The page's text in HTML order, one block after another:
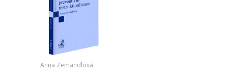
Anna Zemandlová